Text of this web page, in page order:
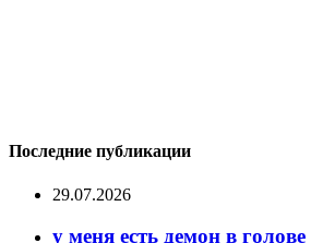
Последние публикации
29.07.2026
у меня есть демон в голове